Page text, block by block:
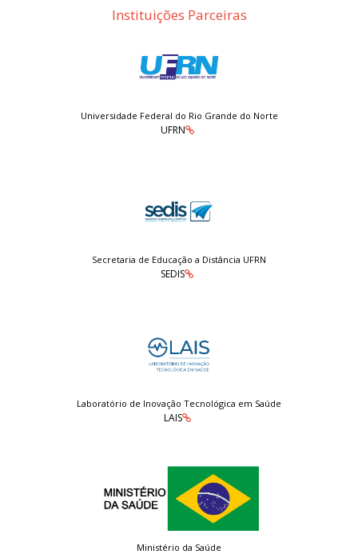
Instituições Parceiras
Universidade Federal do Rio Grande do Norte
UFRN
Secretaria de Educação a Distância UFRN
SEDIS
Laboratório de Inovação Tecnológica em Saúde
LAIS
Ministério da Saúde